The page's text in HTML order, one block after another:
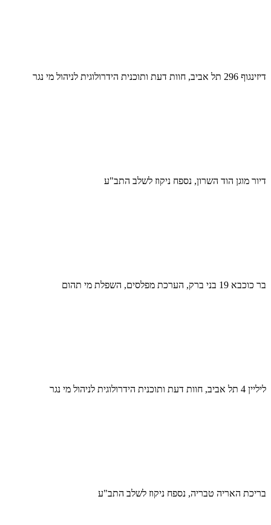
דיזינגוף 296 תל אביב, חוות דעת ותוכנית הידרולוגית לניהול מי נגר
דיור מוגן הוד השרון, נספח ניקוז לשלב התב"ע
בר כוכבא 19 בני ברק, הערכת מפלסים, השפלת מי תהום
ליליין 4 תל אביב, חוות דעת ותוכנית הידרולוגית לניהול מי נגר
בריכת האריה טבריה, נספח ניקוז לשלב התב"ע